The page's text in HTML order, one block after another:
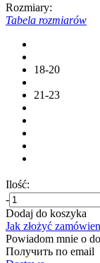
Rozmiary:
Tabela rozmiarów
18-20
21-23
Ilość:
-
Dodaj do koszyka
Jak złożyć
Powiadom mnie o
Получить по email